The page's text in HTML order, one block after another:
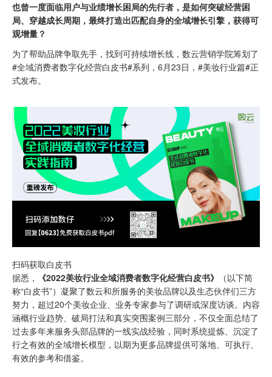
也曾一度面临用户与业绩增长困局的先行者，是如何突破经营困
局、穿越成长周期，最终打造出匹配自身的全域增长引擎，获得可
观增量？
为了帮助品牌争取先手，找到可持续增长线，数云营销学院筹划了
#全域消费者数字化经营白皮书#系列，6月23日，#美妆行业篇#正
式发布。
扫码获取白皮书
据悉，
《2022美妆行业全域消费者数字化经营白皮书》
（以下简
称“白皮书”）凝聚了数云和所服务的美妆品牌以及生态伙伴们三方
努力，超过20个美妆企业、业务专家参与了调研或深度访谈。内容
涵概行业趋势、破局打法和真实突围案例三部分，不仅全面总结了
过去多年来服务头部品牌的一线实战经验，同时系统提炼、沉淀了
行之有效的全域增长模型，以期为更多品牌提供可落地、可执行、
有效的参考和借鉴。